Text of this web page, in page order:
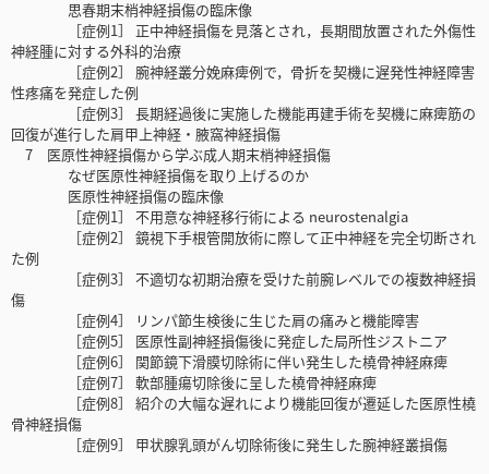
思春期末梢神経損傷の臨床像
［症例1］ 正中神経損傷を見落とされ，長期間放置された外傷性
神経腫に対する外科的治療
［症例2］ 腕神経叢分娩麻痺例で，骨折を契機に遅発性神経障害
性疼痛を発症した例
［症例3］ 長期経過後に実施した機能再建手術を契機に麻痺筋の
回復が進行した肩甲上神経・腋窩神経損傷
7 医原性神経損傷から学ぶ成人期末梢神経損傷
なぜ医原性神経損傷を取り上げるのか
医原性神経損傷の臨床像
［症例1］ 不用意な神経移行術による neurostenalgia
［症例2］ 鏡視下手根管開放術に際して正中神経を完全切断され
た例
［症例3］ 不適切な初期治療を受けた前腕レベルでの複数神経損
傷
［症例4］ リンパ節生検後に生じた肩の痛みと機能障害
［症例5］ 医原性副神経損傷後に発症した局所性ジストニア
［症例6］ 関節鏡下滑膜切除術に伴い発生した橈骨神経麻痺
［症例7］ 軟部腫瘍切除後に呈した橈骨神経麻痺
［症例8］ 紹介の大幅な遅れにより機能回復が遷延した医原性橈
骨神経損傷
［症例9］ 甲状腺乳頭がん切除術後に発生した腕神経叢損傷